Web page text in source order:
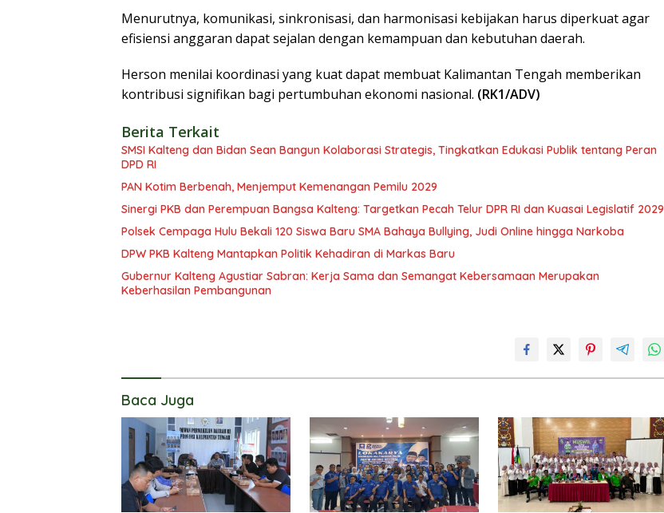
Menurutnya, komunikasi, sinkronisasi, dan harmonisasi kebijakan harus diperkuat agar
efisiensi anggaran dapat sejalan dengan kemampuan dan kebutuhan daerah.
Herson menilai koordinasi yang kuat dapat membuat Kalimantan Tengah memberikan
kontribusi signifikan bagi pertumbuhan ekonomi nasional. (RK1/ADV)
Berita Terkait
SMSI Kalteng dan Bidan Sean Bangun Kolaborasi Strategis, Tingkatkan Edukasi Publik tentang Peran
DPD RI
PAN Kotim Berbenah, Menjemput Kemenangan Pemilu 2029
Sinergi PKB dan Perempuan Bangsa Kalteng: Targetkan Pecah Telur DPR RI dan Kuasai Legislatif 2029
Polsek Cempaga Hulu Bekali 120 Siswa Baru SMA Bahaya Bullying, Judi Online hingga Narkoba
DPW PKB Kalteng Mantapkan Politik Kehadiran di Markas Baru
Gubernur Kalteng Agustiar Sabran: Kerja Sama dan Semangat Kebersamaan Merupakan
Keberhasilan Pembangunan
Baca Juga